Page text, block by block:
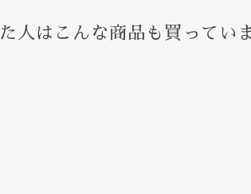
人はこんな商品も買ってい